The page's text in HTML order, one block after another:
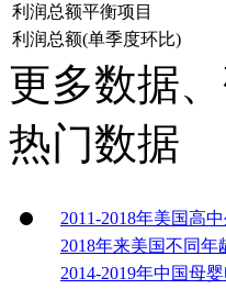
利润总额平衡项目
利润总额(单季度环比)
更多数据
热门数据
2011-2018年美国高
2018年来美国不同
2014-2019年中国母